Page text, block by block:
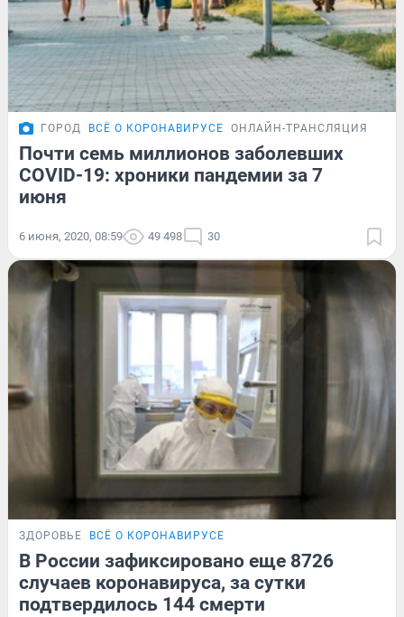
ГОРОД ВСЁ О КОРОНАВИРУСЕ ОНЛАЙН-ТРАНСЛЯЦИЯ
Почти семь миллионов заболевших
COVID-19: хроники пандемии за 7
июня
6 июня, 2020, 08:59 49 498 30
ЗДОРОВЬЕ ВСЁ О КОРОНАВИРУСЕ
В России зафиксировано еще 8726
случаев коронавируса, за сутки
подтвердилось 144 смерти